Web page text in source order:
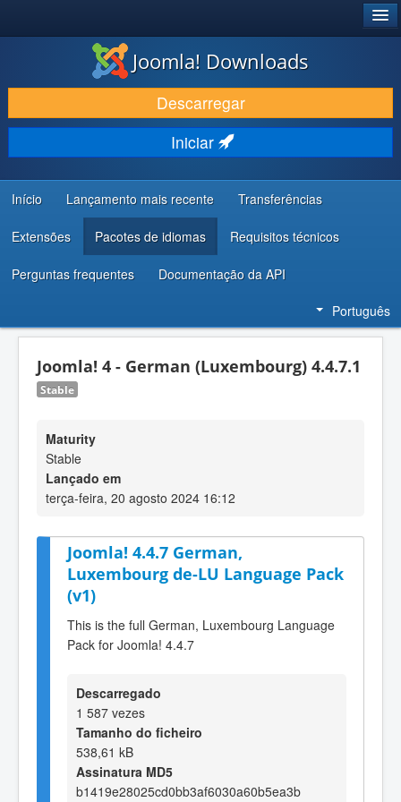
DESCARREGAR E EVOLUIR
DESCOBRIR E APRENDER
COMUNIDADE E SUPORTE
RECURSOS PARA PROGRAMADORES
Joomla! Downloads
Descarregar
Iniciar
Início Lançamento mais recente Transferências
Extensões Pacotes de idiomas Requisitos técnicos
Perguntas frequentes Documentação da API
Português
Joomla! 4 - German (Luxembourg) 4.4.7.1
Stable
Maturity
Stable
Lançado em
terça-feira, 20 agosto 2024 16:12
Joomla! 4.4.7 German,
Luxembourg de-LU Language Pack
(v1)
This is the full German, Luxembourg Language
Pack for Joomla! 4.4.7
Descarregado
1 587 vezes
Tamanho do ficheiro
538,61 kB
Assinatura MD5
b1419e28025cd0bb3af6030a60b5ea3b